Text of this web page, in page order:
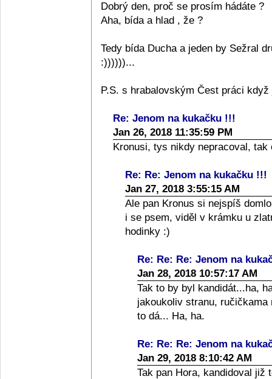
Dobrý den, proč se prosím hádáte ?
Aha, bída a hlad , že ?
Tedy bída Ducha a jeden by Sežral
:))))))...
P.S. s hrabalovským Čest práci když
Re: Jenom na kukačku !!!
Jan 26, 2018 11:35:59 PM
Kronusi, tys nikdy nepracoval, tak
Re: Re: Jenom na kukačku !!!
Jan 27, 2018 3:55:15 AM
Ale pan Kronus si nejspíš
i se psem, viděl v krámku u
hodinky :)
Re: Re: Re: Jenom na
Jan 28, 2018 10:57:17 AM
Tak to by byl kandidát...ha,
jakoukoliv stranu,
to dá... Ha, ha.
Re: Re: Re: Jenom na
Jan 29, 2018 8:10:42 AM
Tak pan Hora, kandidoval již